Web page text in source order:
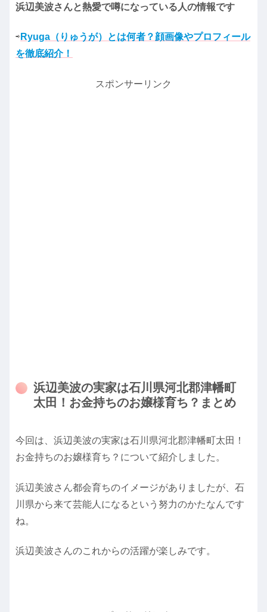
浜辺美波さんと熱愛で噂になっている人の情報です
⇨Ryuga（りゅうが）とは何者？顔画像やプロフィール
を徹底紹介！
スポンサーリンク
浜辺美波の実家は石川県河北郡津幡町
太田！お金持ちのお嬢様育ち？まとめ
今回は、浜辺美波の実家は石川県河北郡津幡町太田！
お金持ちのお嬢様育ち？について紹介しました。
浜辺美波さん都会育ちのイメージがありましたが、石
川県から来て芸能人になるという努力のかたなんです
ね。
浜辺美波さんのこれからの活躍が楽しみです。